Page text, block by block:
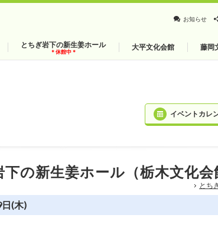
とちぎ岩下の新生姜ホール
＊休館中＊ 大平文化会館 藤岡
お知らせ
イベントカレ
下の新生姜ホール（栃木文化会
とち
(木)